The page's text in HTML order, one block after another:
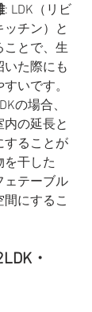
: LDK（リビ
チン）と
ことで、生
た際にも
いです。
の場合、
の延長と
することが
を干した
ェテーブル
にするこ
・